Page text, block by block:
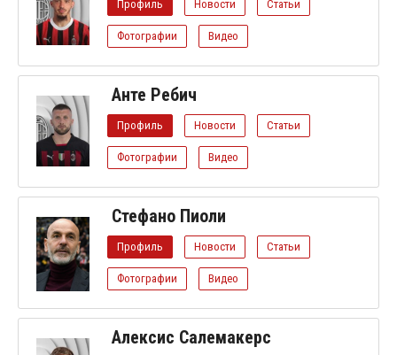
Профиль Новости Статьи
Фотографии Видео
Анте Ребич
Профиль Новости Статьи
Фотографии Видео
Стефано Пиоли
Профиль Новости Статьи
Фотографии Видео
Алексис Салемакерс